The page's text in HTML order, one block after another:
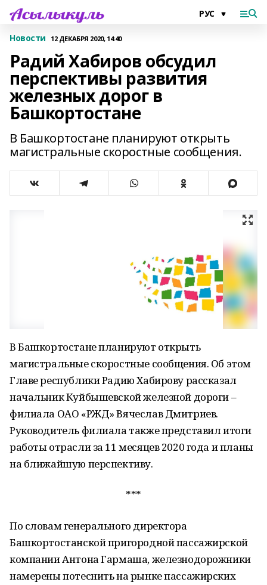
Новости 12 ДЕКАБРЯ 2020, 14:40
Радий Хабиров обсудил
перспективы развития
железных дорог в
Башкортостане
В Башкортостане планируют открыть
магистральные скоростные сообщения.
В Башкортостане планируют открыть
магистральные скоростные сообщения. Об этом
Главе республики Радию Хабирову рассказал
начальник Куйбышевской железной дороги –
филиала ОАО «РЖД» Вячеслав Дмитриев.
Руководитель филиала также представил итоги
работы отрасли за 11 месяцев 2020 года и планы
на ближайшую перспективу.
***
По словам генерального директора
Башкортостанской пригородной пассажирской
компании Антона Гармаша, железнодорожники
намерены потеснить на рынке пассажирских